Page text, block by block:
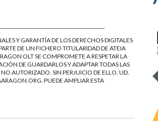
Y GARANTÍA DE LOS DERECHOS DIGITALES
DE UN FICHERO TITULARIDAD DE ATEIA
OLT SE COMPROMETE A RESPETAR LA
DE GUARDARLOS Y ADAPTAR TODAS LAS
AUTORIZADO. SIN PERJUICIO DE ELLO, UD.
PUEDE AMPLIAR ESTA